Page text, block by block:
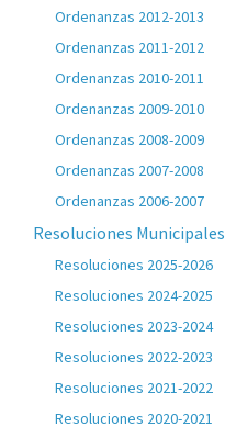
Ordenanzas 2012-2013
Ordenanzas 2011-2012
Ordenanzas 2010-2011
Ordenanzas 2009-2010
Ordenanzas 2008-2009
Ordenanzas 2007-2008
Ordenanzas 2006-2007
Resoluciones Municipales
Resoluciones 2025-2026
Resoluciones 2024-2025
Resoluciones 2023-2024
Resoluciones 2022-2023
Resoluciones 2021-2022
Resoluciones 2020-2021